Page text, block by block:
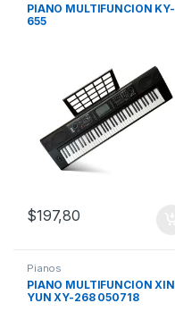
PIANO MULTIFUNCION KY-
655
$197,80
Pianos
PIANO MULTIFUNCION XIN
YUN XY-268 050718